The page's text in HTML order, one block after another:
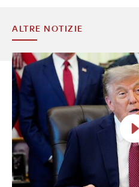
ALTRE NOTIZIE